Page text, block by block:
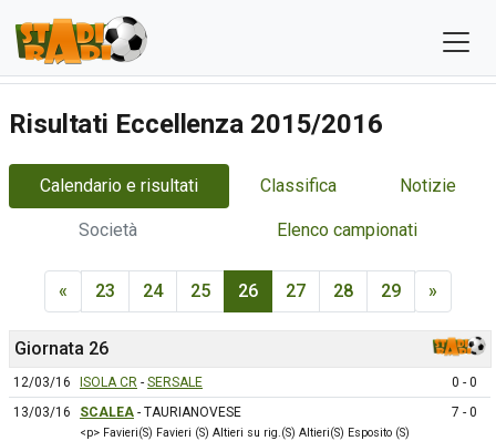
Risultati Eccellenza 2015/2016
Calendario e risultati Classifica Notizie
Società Elenco campionati
« 23 24 25 26 27 28 29 »
Giornata 26
12/03/16 ISOLA CR - SERSALE
0 - 0
13/03/16
SCALEA - TAURIANOVESE
<p> Favieri(S) Favieri (S) Altieri su rig.(S) Altieri(S) Esposito (S)
7 - 0